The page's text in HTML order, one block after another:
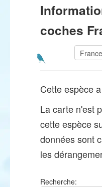
coches
Cette espèce
La carte n'est
cette espèce
données sont
les
Recherche: